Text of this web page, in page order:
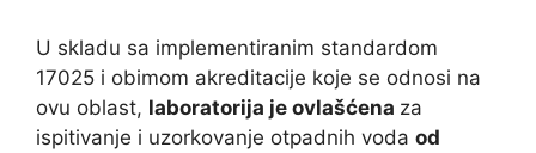
U skladu sa implementiranim standardom
17025 i obimom akreditacije koje se odnosi na
ovu oblast, laboratorija je ovlašćena za
ispitivanje i uzorkovanje otpadnih voda od